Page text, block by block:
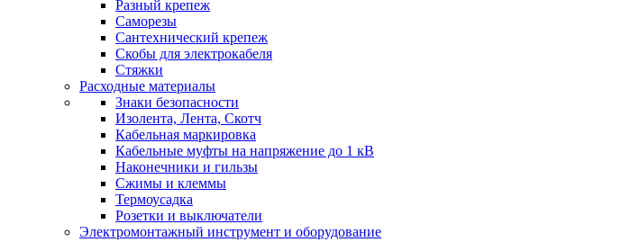
Разный крепеж
Саморезы
Сантехнический крепеж
Скобы для электрокабеля
Стяжки
Расходные материалы
Знаки безопасности
Изолента, Лента, Скотч
Кабельная маркировка
Кабельные муфты на напряжение до 1 кВ
Наконечники и гильзы
Сжимы и клеммы
Термоусадка
Розетки и выключатели
Электромонтажный инструмент и оборудование